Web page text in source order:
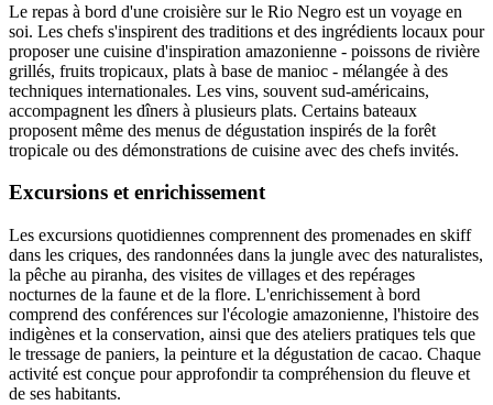
Le repas à bord d'une croisière sur le Rio Negro est un voyage en
soi. Les chefs s'inspirent des traditions et des ingrédients locaux pour
proposer une cuisine d'inspiration amazonienne - poissons de rivière
grillés, fruits tropicaux, plats à base de manioc - mélangée à des
techniques internationales. Les vins, souvent sud-américains,
accompagnent les dîners à plusieurs plats. Certains bateaux
proposent même des menus de dégustation inspirés de la forêt
tropicale ou des démonstrations de cuisine avec des chefs invités.
Excursions et enrichissement
Les excursions quotidiennes comprennent des promenades en skiff
dans les criques, des randonnées dans la jungle avec des naturalistes,
la pêche au piranha, des visites de villages et des repérages
nocturnes de la faune et de la flore. L'enrichissement à bord
comprend des conférences sur l'écologie amazonienne, l'histoire des
indigènes et la conservation, ainsi que des ateliers pratiques tels que
le tressage de paniers, la peinture et la dégustation de cacao. Chaque
activité est conçue pour approfondir ta compréhension du fleuve et
de ses habitants.